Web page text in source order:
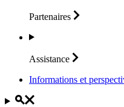
Partenaires
Assistance
Informations et